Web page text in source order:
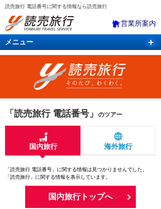
読売旅行 電話番号に関する情報なら読売旅行
営業所案内
メニュー
国内旅行 バスツアー 海外旅行
「読売旅行 電話番号」 のツアー
国内旅行 海外旅行
「読売旅行 電話番号」に関する情報は見つかりませんでした。
「読売旅行」に関する情報を表示しています。
国内旅行トップへ